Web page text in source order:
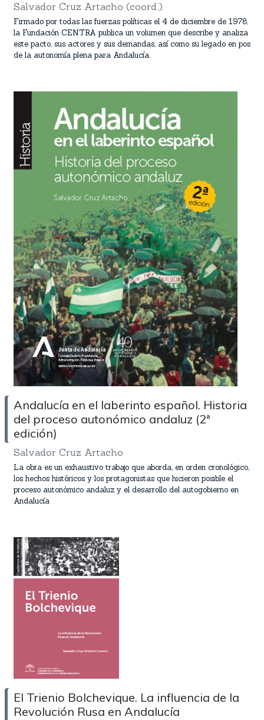
Salvador Cruz Artacho (coord.).
Firmado por todas las fuerzas políticas el 4 de diciembre de 1978,
la Fundación CENTRA publica un volumen que describe y analiza
este pacto, sus actores y sus demandas, así como su legado en pos
de la autonomía plena para Andalucía.
Andalucía en el laberinto español. Historia
del proceso autonómico andaluz (2ª
edición)
Salvador Cruz Artacho
La obra es un exhaustivo trabajo que aborda, en orden cronológico,
los hechos históricos y los protagonistas que hicieron posible el
proceso autonómico andaluz y el desarrollo del autogobierno en
Andalucía
El Trienio Bolchevique. La influencia de la
Revolución Rusa en Andalucía